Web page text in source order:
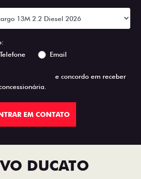
Telefone Email
e concordo em receber
EM CONTATO
DUCATO